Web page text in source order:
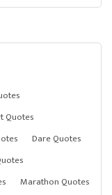
Quotes
Dare Quotes
Marathon Quotes